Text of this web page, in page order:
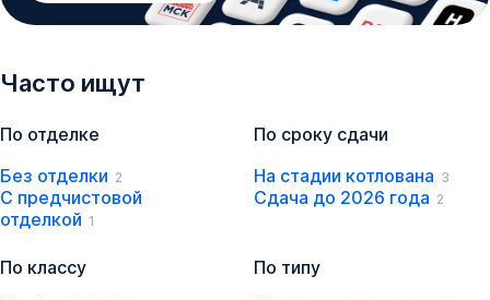
Часто ищут
По отделке
Без отделки 2
С предчистовой
отделкой 1
По сроку сдачи
На стадии котлована 3
Сдача до 2026 года 2
По классу
По типу